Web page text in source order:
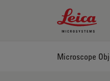
Leica
Microscope